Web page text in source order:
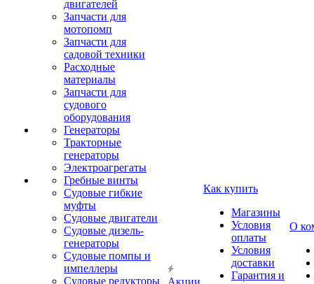
двигателей
Запчасти для
мотопомп
Запчасти для
садовой техники
Расходные
материалы
Запчасти для
судового
оборудования
Генераторы
Тракторные
генераторы
Электроагрегаты
Гребные винты
Судовые гибкие
муфты
Судовые двигатели
Судовые дизель-
генераторы
Судовые помпы и
импеллеры
Судовые редукторы
Акции
Как купить
Магазины
Условия
оплаты
Условия
доставки
Гарантия и
О